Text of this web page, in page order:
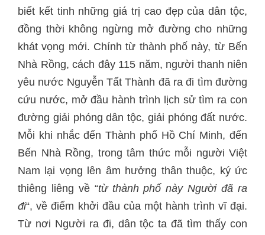
biết kết tinh những giá trị cao đẹp của dân tộc,
đồng thời không ngừng mở đường cho những
khát vọng mới. Chính từ thành phố này, từ Bến
Nhà Rồng, cách đây 115 năm, người thanh niên
yêu nước Nguyễn Tất Thành đã ra đi tìm đường
cứu nước, mở đầu hành trình lịch sử tìm ra con
đường giải phóng dân tộc, giải phóng đất nước.
Mỗi khi nhắc đến Thành phố Hồ Chí Minh, đến
Bến Nhà Rồng, trong tâm thức mỗi người Việt
Nam lại vọng lên âm hưởng thân thuộc, ký ức
thiêng liêng về “từ thành phố này Người đã ra
đi“, về điểm khởi đầu của một hành trình vĩ đại.
Từ nơi Người ra đi, dân tộc ta đã tìm thấy con